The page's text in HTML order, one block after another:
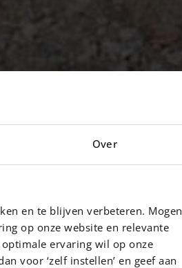
Over
en te blijven verbeteren. Mogen
op onze website en relevante
ervaring wil op onze
voor ‘zelf instellen’ en geef aan